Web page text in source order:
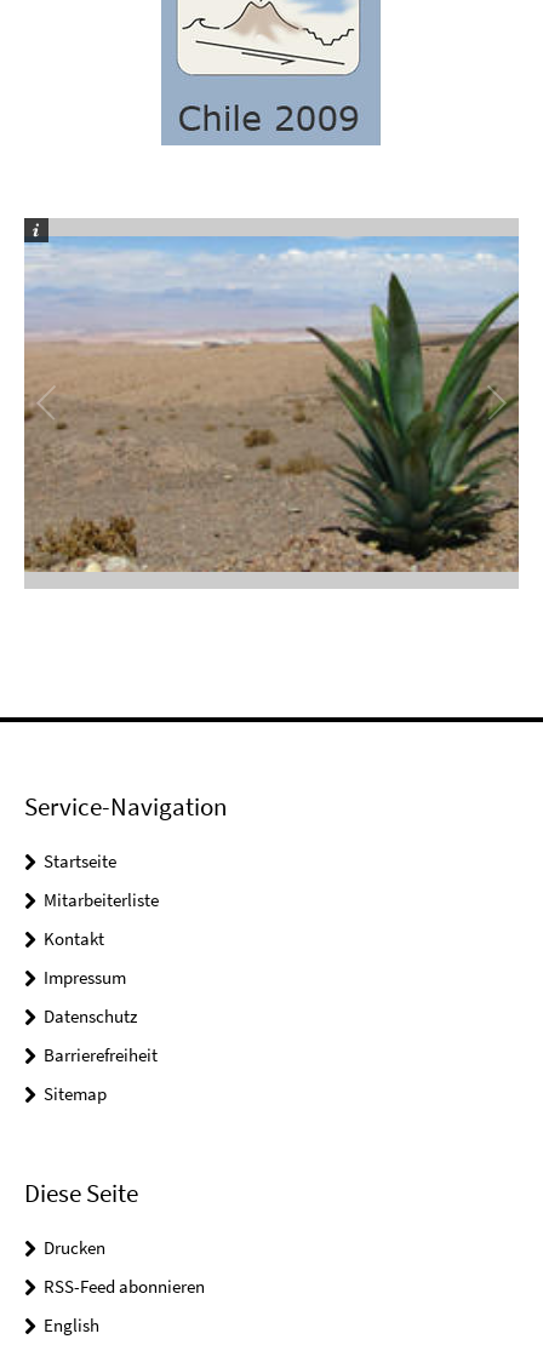
Service-Navigation
Startseite
Mitarbeiterliste
Kontakt
Impressum
Datenschutz
Barrierefreiheit
Sitemap
Diese Seite
Drucken
RSS-Feed abonnieren
English